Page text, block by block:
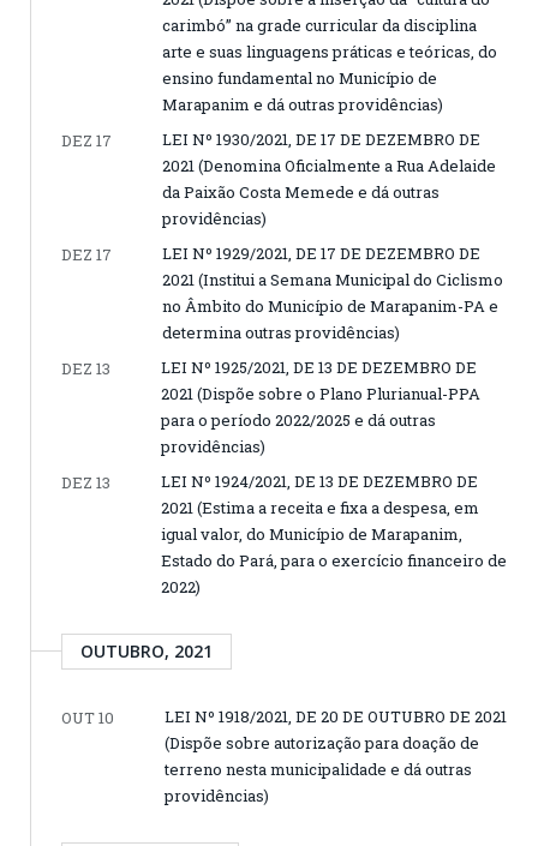
carimbó” na grade curricular da disciplina
arte e suas linguagens práticas e teóricas, do
ensino fundamental no Município de
Marapanim e dá outras providências)
DEZ 17
LEI Nº 1930/2021, DE 17 DE DEZEMBRO DE
2021 (Denomina Oficialmente a Rua Adelaide
da Paixão Costa Memede e dá outras
providências)
DEZ 17
LEI Nº 1929/2021, DE 17 DE DEZEMBRO DE
2021 (Institui a Semana Municipal do Ciclismo
no Âmbito do Município de Marapanim-PA e
determina outras providências)
DEZ 13
LEI Nº 1925/2021, DE 13 DE DEZEMBRO DE
2021 (Dispõe sobre o Plano Plurianual-PPA
para o período 2022/2025 e dá outras
providências)
DEZ 13
LEI Nº 1924/2021, DE 13 DE DEZEMBRO DE
2021 (Estima a receita e fixa a despesa, em
igual valor, do Município de Marapanim,
Estado do Pará, para o exercício financeiro de
2022)
OUTUBRO, 2021
OUT 10
LEI Nº 1918/2021, DE 20 DE OUTUBRO DE 2021
(Dispõe sobre autorização para doação de
terreno nesta municipalidade e dá outras
providências)